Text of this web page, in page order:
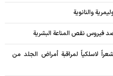
والنانوية
فيروس نقص المناعة البشرية
لاسلكياً لمراقبة أمراض الجلد من